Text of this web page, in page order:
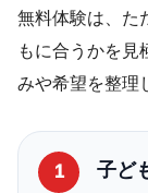
無料体験は、た
もに合うかを見
みや希望を整理
1 子ど